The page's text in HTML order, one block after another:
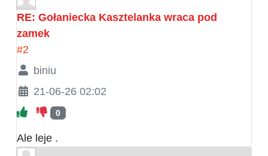
RE: Gołaniecka Kasztelanka wraca pod
zamek
#2
biniu
21-06-26 02:02
0
Ale leje .